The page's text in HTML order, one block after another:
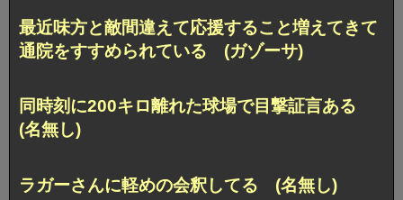
最近味方と敵間違えて応援すること増えてきて
通院をすすめられている (ガゾーサ)
同時刻に200キロ離れた球場で目撃証言ある
(名無し)
ラガーさんに軽めの会釈してる (名無し)